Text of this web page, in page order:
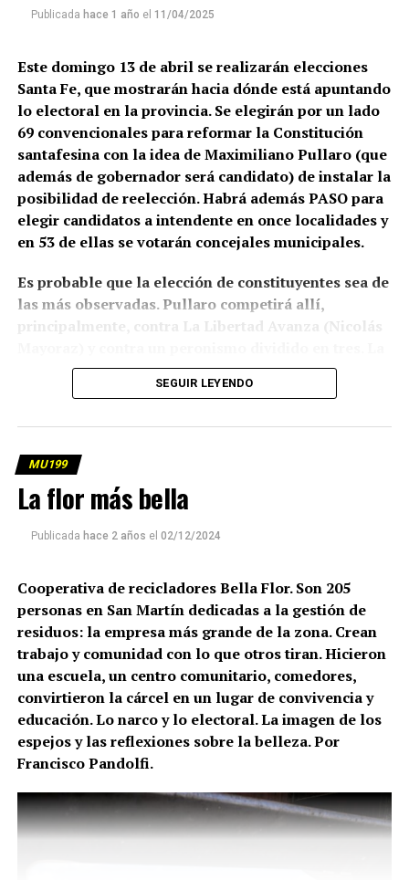
Publicada hace 1 año el 11/04/2025
Este domingo 13 de abril se realizarán elecciones
Santa Fe, que mostrarán hacia dónde está apuntando
lo electoral en la provincia. Se elegirán por un lado
69 convencionales para reformar la Constitución
santafesina con la idea de Maximiliano Pullaro (que
además de gobernador será candidato) de instalar la
posibilidad de reelección. Habrá además PASO para
elegir candidatos a intendente en once localidades y
en 53 de ellas se votarán concejales municipales.
Es probable que la elección de constituyentes sea de
las más observadas. Pullaro competirá allí,
principalmente, contra La Libertad Avanza (Nicolás
lista oficial (Más para Santa Fe, con parte del escudo
del PJ como símbolo) lleva a un candidato no
expresiones del peronismo partido son Marcelo
Lewandoski (Activemos) y Roberto Sukerman
(Partido País). El candidato a convencional por
actual jefe del bloque de diputados nacionales,
ganar en la ciudad, con el bullrichista Juan Pedro
Aleart, y el oficialismo de Pullaro presenta a Ciro
Seisas. Pronto se conocerá en qué medida eso refleja
tendencias locales, pero además nacionales, y cómo
alianzas y rupturas condicionan el resultado, o
abren a nuevas configuraciones partidistas.
Mientras tanto, aquí reproducimos la nota realizada
en la MU 199, de noviembre pasado, a Juan
primera competencia ya no en Rosario sino a nivel
provincial. Temas: la verdadera batalla cultural. La
SEGUIR LEYENDO
MU199
La flor más bella
Publicada hace 2 años el 02/12/2024
Cooperativa de recicladores Bella Flor. Son 205
personas en San Martín dedicadas a la gestión de
residuos: la empresa más grande de la zona. Crean
trabajo y comunidad con lo que otros tiran. Hicieron
una escuela, un centro comunitario, comedores,
convirtieron la cárcel en un lugar de convivencia y
educación. Lo narco y lo electoral. La imagen de los
espejos y las reflexiones sobre la belleza. Por
Francisco Pandolfi.